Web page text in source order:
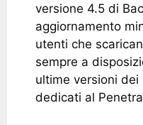
versione 4.5 di
aggiornamento
utenti che
sempre a
ultime versioni
dedicati al